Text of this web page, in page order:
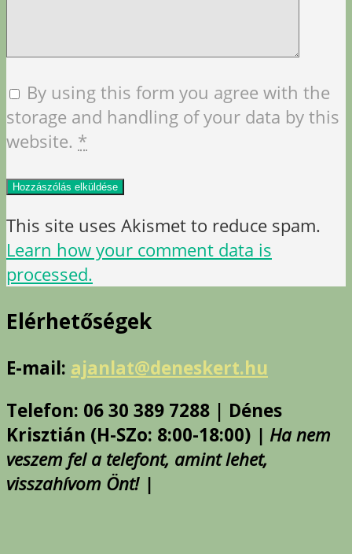
By using this form you agree with the
storage and handling of your data by this
website. *
This site uses Akismet to reduce spam.
Learn how your comment data is
processed.
Elérhetőségek
E-mail: ajanlat@deneskert.hu
Telefon: 06 30 389 7288 | Dénes
Krisztián (H-SZo: 8:00-18:00) | Ha nem
veszem fel a telefont, amint lehet,
visszahívom Önt! |